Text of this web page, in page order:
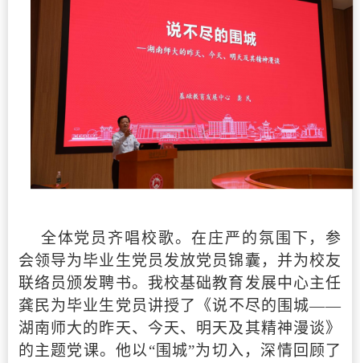
全体党员齐唱校歌。在庄严的氛围下，参
会领导为毕业生党员发放党员锦囊，并为校友
联络员颁发聘书。我校基础教育发展中心主任
龚民为毕业生党员讲授了《说不尽的围城——
湖南师大的昨天、今天、明天及其精神漫谈》
的主题党课。他以“围城”为切入，深情回顾了